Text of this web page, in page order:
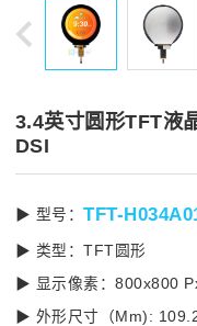
3.4英寸圆形TFT液
DSI
▶ 型号：TFT-
▶ 类型：TFT圆形
▶ 显示像素：800x800
▶ 外形尺寸（Mm):